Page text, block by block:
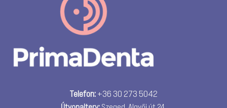
Telefon:+36 30 273 5042